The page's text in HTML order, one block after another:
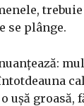
se plânge.
ușă groasă,